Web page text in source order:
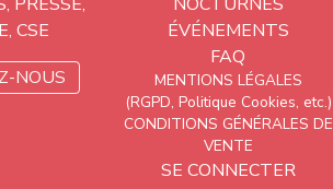
CSE
NOUS
ÉVÉNEMENTS
FAQ
MENTIONS LÉGALES
(RGPD, Politique Cookies, etc.)
CONDITIONS GÉNÉRALES DE
VENTE
SE CONNECTER